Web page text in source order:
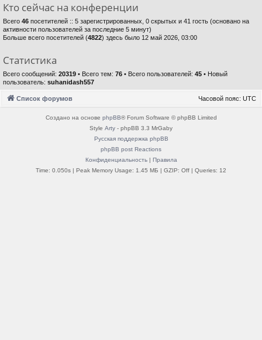
Кто сейчас на конференции
Всего 46 посетителей :: 5 зарегистрированных, 0 скрытых и 41 гость (основано на
активности пользователей за последние 5 минут)
Больше всего посетителей (4822) здесь было 12 май 2026, 03:00
Статистика
Всего сообщений: 20319 • Всего тем: 76 • Всего пользователей: 45 • Новый
пользователь: suhanidash557
Список форумов Часовой пояс: UTC
Создано на основе phpBB® Forum Software © phpBB Limited
Style Arty - phpBB 3.3 MrGaby
Русская поддержка phpBB
phpBB post Reactions
Конфиденциальность| Правила
Time: 0.050s | Peak Memory Usage: 1.45 МБ | GZIP: Off | Queries: 12